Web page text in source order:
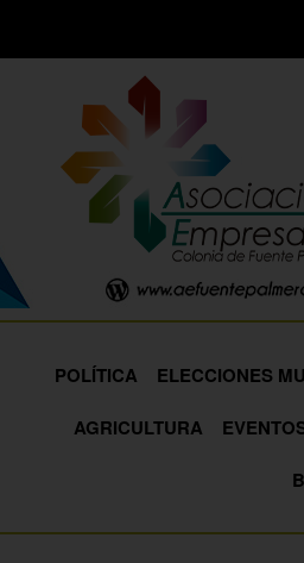
POLÍTICA ELECCIONES
AGRICULTURA